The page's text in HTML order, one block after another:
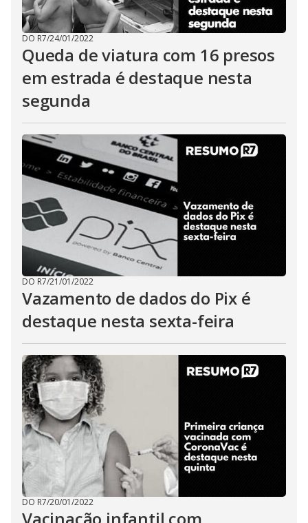
DO R7/24/01/2022
Queda de viatura com 16 presos
em estrada é destaque nesta
segunda
DO R7/21/01/2022
Vazamento de dados do Pix é
destaque nesta sexta-feira
DO R7/20/01/2022